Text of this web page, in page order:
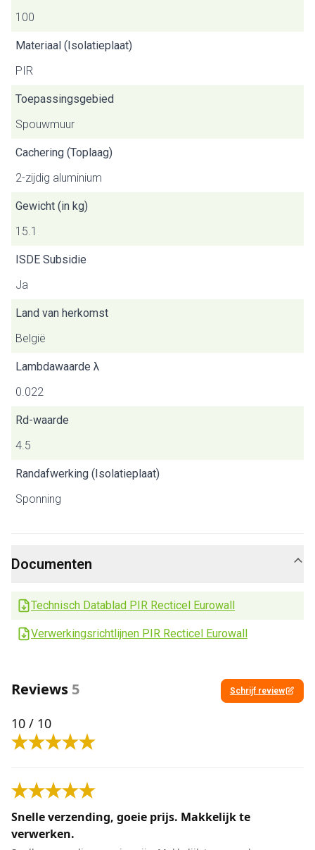
100
Materiaal (Isolatieplaat)
PIR
Toepassingsgebied
Spouwmuur
Cachering (Toplaag)
2-zijdig aluminium
Gewicht (in kg)
15.1
ISDE Subsidie
Ja
Land van herkomst
België
Lambdawaarde λ
0.022
Rd-waarde
4.5
Randafwerking (Isolatieplaat)
Sponning
Documenten
Technisch Datablad PIR Recticel Eurowall
Verwerkingsrichtlijnen PIR Recticel Eurowall
Reviews 5 Schrijf review
10 / 10
Snelle verzending, goeie prijs. Makkelijk te
verwerken.